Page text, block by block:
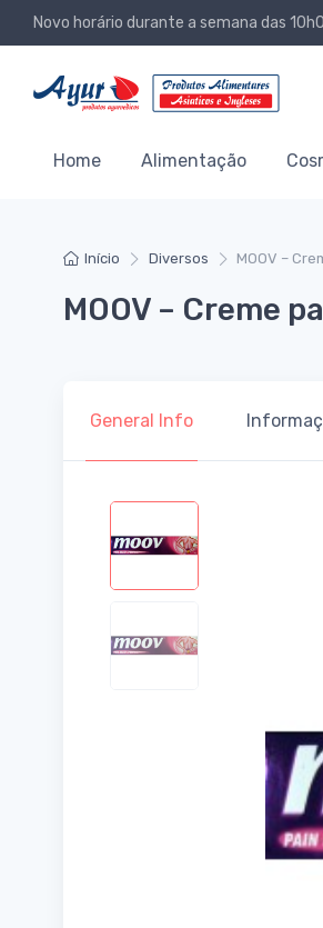
Novo horário durante a semana das
Home Alimentação
Início Diversos MOOV –
MOOV – Creme
General Info